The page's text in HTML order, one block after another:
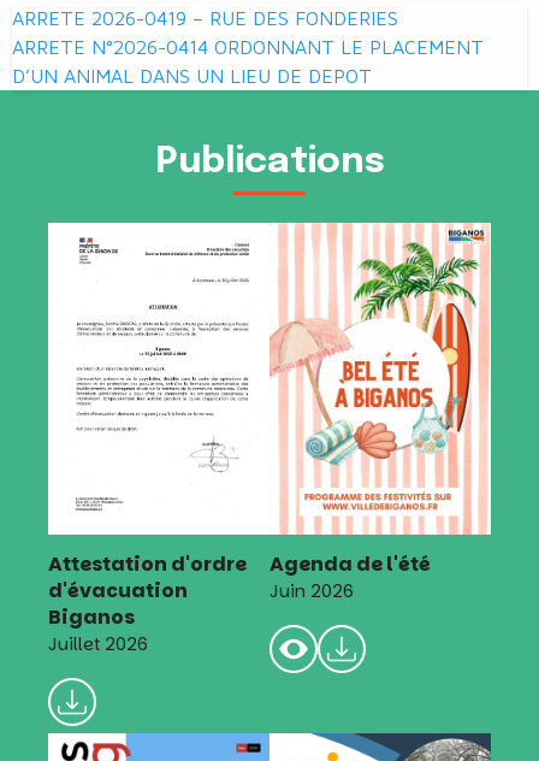
Navigation
de
l’article
ARRETE 2026-0419 – RUE DES FONDERIES
ARRETE N°2026-0414 ORDONNANT LE PLACEMENT
D’UN ANIMAL DANS UN LIEU DE DEPOT
Publications
Attestation d'ordre
d'évacuation
Biganos
Juillet 2026
Agenda de l'été
Juin 2026